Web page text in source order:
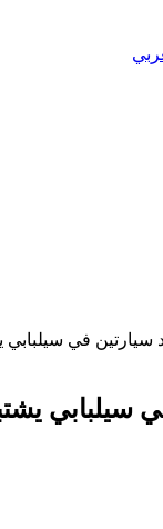
سيارتين في سيلبابي
سيلبابي